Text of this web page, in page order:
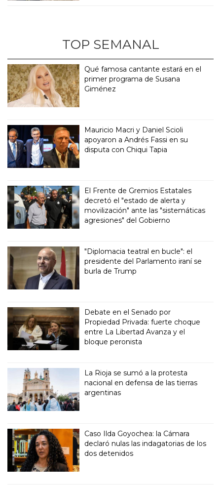
TOP SEMANAL
Qué famosa cantante estará en el
primer programa de Susana
Giménez
Mauricio Macri y Daniel Scioli
apoyaron a Andrés Fassi en su
disputa con Chiqui Tapia
El Frente de Gremios Estatales
decretó el "estado de alerta y
movilización" ante las "sistemáticas
agresiones" del Gobierno
"Diplomacia teatral en bucle": el
presidente del Parlamento iraní se
burla de Trump
Debate en el Senado por
Propiedad Privada: fuerte choque
entre La Libertad Avanza y el
bloque peronista
La Rioja se sumó a la protesta
nacional en defensa de las tierras
argentinas
Caso Ilda Goyochea: la Cámara
declaró nulas las indagatorias de los
dos detenidos